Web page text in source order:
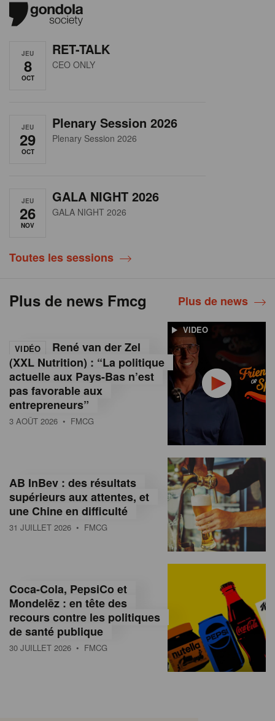
JEU
8
OCT
RET-TALK
CEO ONLY
JEU
29
OCT
Plenary Session 2026
Plenary Session 2026
JEU
26
NOV
GALA NIGHT 2026
GALA NIGHT 2026
Toutes les sessions
Plus de news Fmcg Plus de news
VIDEO
VIDÉO
René van der Zel
(XXL Nutrition) : “La politique
actuelle aux Pays-Bas n’est
pas favorable aux
entrepreneurs”
3 AOÛT 2026 • FMCG
AB InBev : des résultats
supérieurs aux attentes, et
une Chine en difficulté
31 JUILLET 2026 • FMCG
Coca-Cola, PepsiCo et
Mondelēz : en tête des
recours contre les politiques
de santé publique
30 JUILLET 2026 • FMCG